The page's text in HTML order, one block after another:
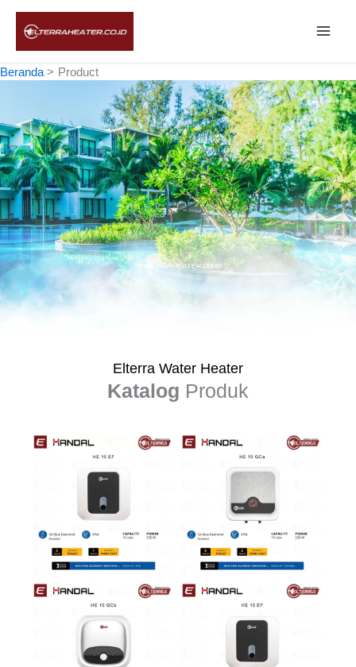
Beranda Product
Elterra Water Heater
Katalog Produk